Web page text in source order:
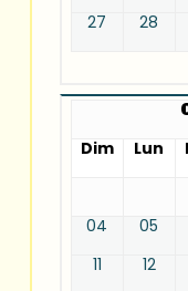
27
28
Dim
Lun
04
05
11
12